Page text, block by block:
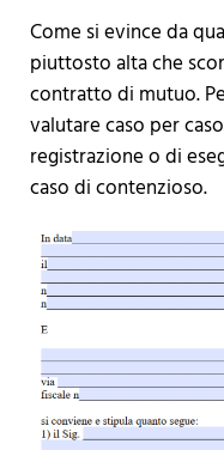
Come si evince da
piuttosto alta che
contratto di mutuo.
valutare caso per
registrazione o di
caso di contenzioso.